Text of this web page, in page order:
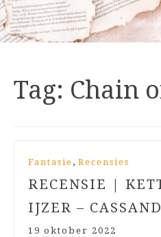
Tag: Chain
Fantasie , Recensies
RECENSIE |
IJZER –
19 oktober 2022